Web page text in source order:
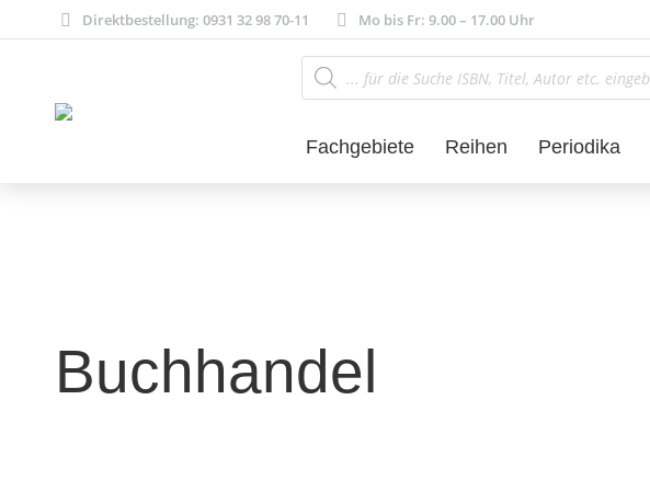
Direktbestellung: 0931 32 98 70-11 Mo bis Fr: 9.00 – 17.00 Uhr
Products
search
Fachgebiete Reihen Periodika
Buchhandel